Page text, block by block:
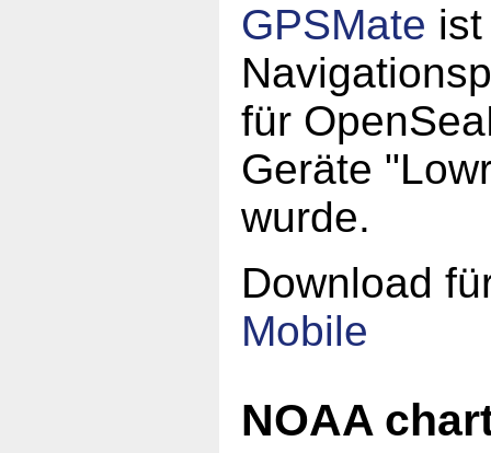
GPSMate
für
Geräte
wurde.
Download
Mobile
NOAA